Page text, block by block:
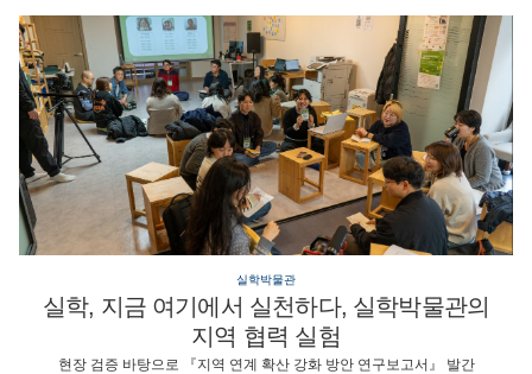
실학박물관
실학, 지금 여기에서 실천하다, 실학박물관의
지역 협력 실험
현장 검증 바탕으로 『지역 연계 확산 강화 방안 연구보고서』 발간